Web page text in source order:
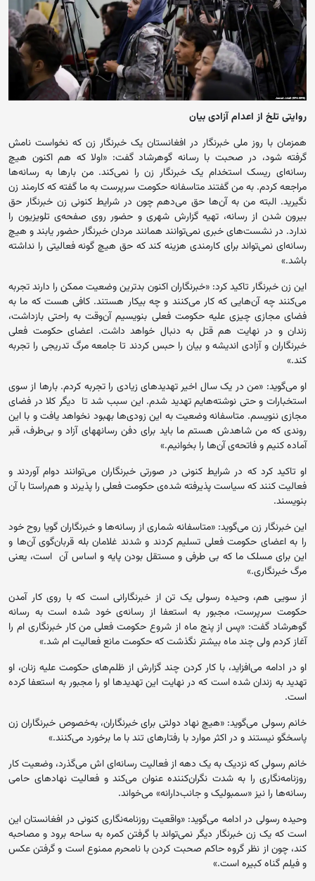
روایتی تلخ از اعدام آزادی بیان
همزمان با روز ملی خبرنگار در افغانستان یک خبرنگار زن که نخواست نامش
گرفته شود، در صحبت با رسانه گوهرشاد گفت: «اولا که هم اکنون هیچ
رسانه‌ای ریسک استخدام یک خبرنگار زن را نمی‌کند. من بارها به رسانه‌ها
مراجعه کردم. به من گفتند متاسفانه حکومت سرپرست به ما گفته که کارمند زن
نگیرید. البته من به آن‌ها حق می‌دهم چون در شرایط کنونی زن خبرنگار حق
بیرون شدن از رسانه، تهیه گزارش شهری و حضور روی صفحه‌ی تلویزیون را
ندارد. در نشست‌های خبری نمی‌توانند همانند مردان خبرنگار حضور یابند و هیچ
رسانه‌ای نمی‌تواند برای کارمندی هزینه کند که حق هیچ گونه فعالیتی را نداشته
باشد.»
این زن خبرنگار تاکید کرد: «خبرنگاران اکنون بدترین وضعیت ممکن را دارند تجربه
می‌کنند چه آن‌هایی که کار می‌کنند و چه بیکار هستند. کافی هست که ما به
فضای مجازی چیزی علیه حکومت فعلی بنویسیم آن‌وقت به راحتی بازداشت،
زندان و در نهایت هم قتل به دنبال خواهد داشت. اعضای حکومت فعلی
خبرنگاران و آزادی اندیشه و بیان را حبس کردند تا جامعه مرگ تدریجی را تجربه
کند.»
او می‌گوید: «من در یک سال اخیر تهدیدهای زیادی را تجربه کردم. بارها از سوی
استخبارات و حتی نوشته‌هایم تهدید شدم. این سبب شد تا دیگر کلا در فضای
مجازی ننویسم. متاسفانه وضعیت به این زودی‌ها بهبود نخواهد یافت و با این
روندی که من شاهدش هستم ما باید برای دفن رسانه‎های آزاد و بی‌طرف، قبر
آماده کنیم و فاتحه‌ی آن‌ها را بخوانیم.»
او تاکید کرد که در شرایط کنونی در صورتی خبرنگاران می‌توانند دوام آوردند و
فعالیت کنند که سیاست پذیرفته شده‌ی حکومت فعلی را پذیرند و هم‌راستا با آن
بنویسند.
این خبرنگار زن می‌گوید: «متاسفانه شماری از رسانه‌ها و خبرنگاران گویا روح خود
را به اعضای حکومت فعلی تسلیم کردند و شدند غلامان بله قربان‌گوی ‌آن‌ها و
این برای مسلک ما که بی طرفی و مستقل بودن پایه و اساس آن است، یعنی
مرگ خبرنگاری.»
از سویی هم، وحیده رسولی یک تن از خبرنگارانی است که با روی کار آمدن
حکومت سرپرست، مجبور به استعفا از رسانه‌ی خود شده است به رسانه
گوهرشاد گفت: «پس از پنج ماه از شروع حکومت فعلی من کار خبرنگاری ام را
آغاز کردم ولی چند ماه بیشتر نگذشت که حکومت مانع فعالیت ام شد.»
او در ادامه می‌افزاید، با کار کردن چند گزارش از ظلم‌های حکومت علیه زنان، او
تهدید به زندان شده است که در نهایت این تهدیدها او را مجبور به استعفا کرده
است.
خانم رسولی می‌گوید: «هیچ نهاد دولتی برای خبرنگاران، به‌خصوص خبرنگاران زن
پاسخگو نیستند و در اکثر موارد با رفتارهای تند با ما برخورد می‌کنند.»
خانم رسولی که نزدیک به یک دهه از فعالیت رسانه‌ای اش می‌گذرد، وضعیت کار
روزنامه‌نگاری را به شدت نگران‌کننده عنوان می‌کند و فعالیت نهادهای حامی
رسانه‌ها را نیز «سمبولیک و جانب‌دارانه» می‌خواند.
وحیده رسولی در ادامه می‌گوید: «واقعیت روزنامه‌نگاری کنونی در افغانستان این
است که یک زن خبرنگار دیگر نمی‌تواند با گرفتن کمره به ساحه برود و مصاحبه
کند، چون از نظر گروه حاکم صحبت کردن با نامحرم ممنوع است و گرفتن عکس
و فیلم گناه کبیره است.»